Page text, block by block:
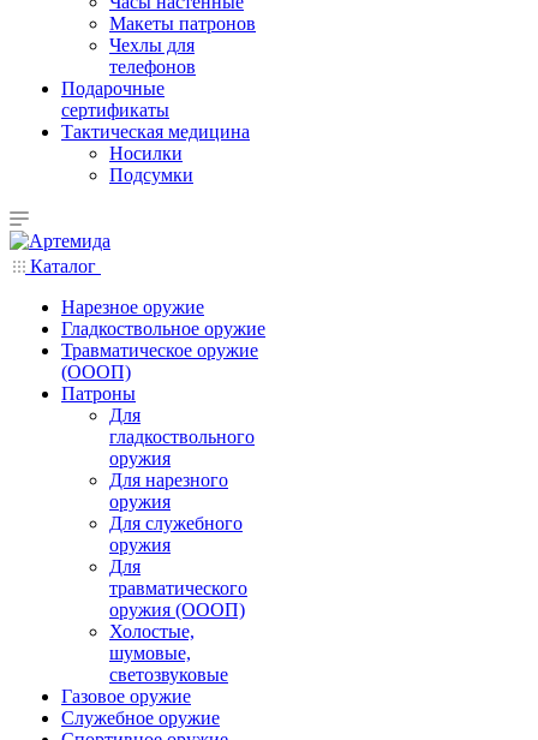
Макеты патронов
Чехлы для
телефонов
Подарочные
сертификаты
Тактическая медицина
Носилки
Подсумки
Каталог
Нарезное оружие
Гладкоствольное оружие
Травматическое оружие
(ОООП)
Патроны
Для
гладкоствольного
оружия
Для нарезного
оружия
Для служебного
оружия
Для
травматического
оружия (ОООП)
Холостые,
шумовые,
светозвуковые
Газовое оружие
Служебное оружие